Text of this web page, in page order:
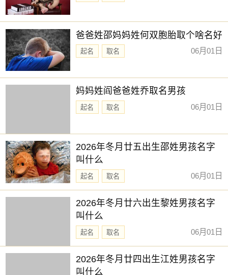
爸爸姓邵妈妈姓何双胞胎取个啥名好
起名 取名 06月01日
妈妈姓阎爸爸姓乔取名男孩
起名 取名 06月01日
2026年冬月廿五出生邵姓男孩名字
叫什么
起名 取名 06月01日
2026年冬月廿六出生黎姓男孩名字
叫什么
起名 取名 06月01日
2026年冬月廿四出生江姓男孩名字
叫什么